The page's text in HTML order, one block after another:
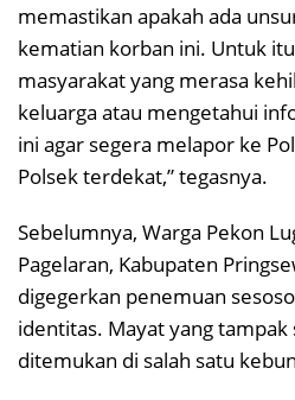
memastikan apakah ada
kematian korban ini. Untuk
masyarakat yang merasa
keluarga atau mengetahui
ini agar segera melapor ke
Polsek terdekat,” tegasnya.
Sebelumnya, Warga Pekon
Pagelaran, Kabupaten
digegerkan penemuan
identitas. Mayat yang
ditemukan di salah satu